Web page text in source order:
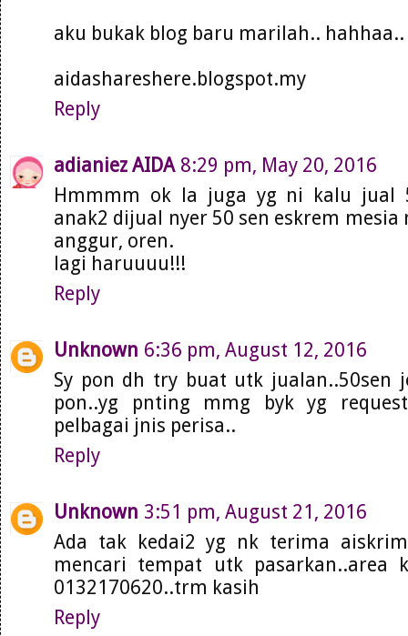
aku bukak blog baru marilah.. hahhaa..
aidashareshere.blogspot.my
Reply
adianiez AIDA 8:29 pm, May 20, 2016
Hmmmm ok la juga yg ni kalu jual
anak2 dijual nyer 50 sen eskrem mesia
anggur, oren.
lagi haruuuu!!!
Reply
Unknown 6:36 pm, August 12, 2016
Sy pon dh try buat utk jualan..50sen
pon..yg pnting mmg byk yg
pelbagai jnis perisa..
Reply
Unknown 3:51 pm, August 21, 2016
Ada tak kedai2 yg nk terima
mencari tempat utk pasarkan..area
0132170620..trm kasih
Reply